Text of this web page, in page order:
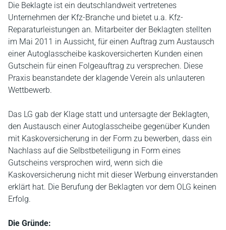
Die Beklagte ist ein deutschlandweit vertretenes
Unternehmen der Kfz-Branche und bietet u.a. Kfz-
Reparaturleistungen an. Mitarbeiter der Beklagten stellten
im Mai 2011 in Aussicht, für einen Auftrag zum Austausch
einer Autoglasscheibe kaskoversicherten Kunden einen
Gutschein für einen Folgeauftrag zu versprechen. Diese
Praxis beanstandete der klagende Verein als unlauteren
Wettbewerb.
Das LG gab der Klage statt und untersagte der Beklagten,
den Austausch einer Autoglasscheibe gegenüber Kunden
mit Kaskoversicherung in der Form zu bewerben, dass ein
Nachlass auf die Selbstbeteiligung in Form eines
Gutscheins versprochen wird, wenn sich die
Kaskoversicherung nicht mit dieser Werbung einverstanden
erklärt hat. Die Berufung der Beklagten vor dem OLG keinen
Erfolg.
Die Gründe: